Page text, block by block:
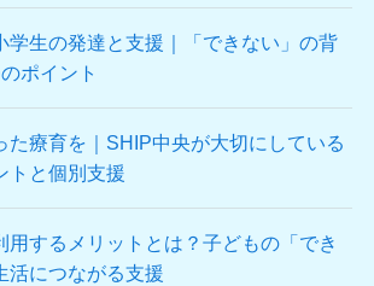
学生の発達と支援｜「できない」の背
ポイント
た療育を｜SHIP中央が大切にしている
トと個別支援
用するメリットとは？子どもの「でき
活につながる支援